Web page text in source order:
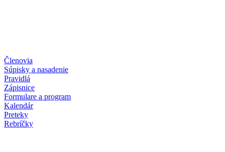
Členovia
Súpisky a nasadenie
Pravidlá
Zápisnice
Formulare a program
Kalendár
Preteky
Rebríčky